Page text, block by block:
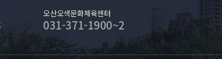
오산오색문화체육센터
031-371-1900~2